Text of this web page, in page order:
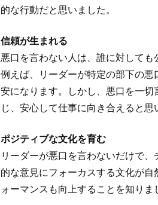
的な行動だと思いました。
信頼が生まれる
悪口を言わない人は、誰に対しても
例えば、リーダーが特定の部下の
安になります。しかし、悪口を一
じ、安心して仕事に向き合えると思
ポジティブな文化を育む
リーダーが悪口を言わないだけで
的な意見にフォーカスする文化が
ォーマンスも向上することを知りま